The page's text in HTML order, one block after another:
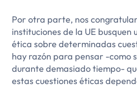
Por otra parte, nos
instituciones de la UE busquen
ética sobre determinadas
hay razón para pensar -como
durante demasiado tiempo-
estas cuestiones éticas